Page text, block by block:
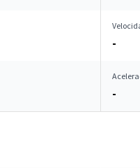
-
-